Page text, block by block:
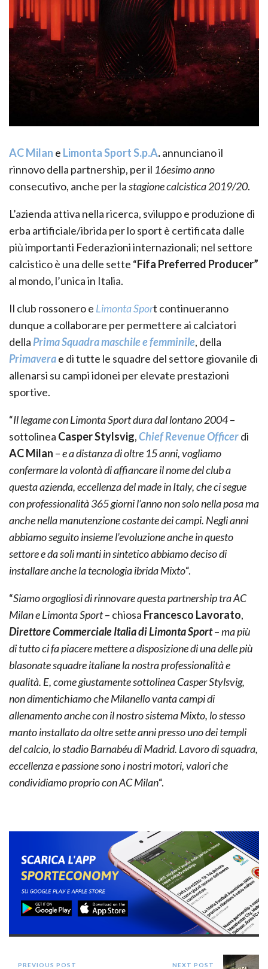
AC Milan e Limonta Sport S.p.A.annunciano il
rinnovo della partnership, per il 16esimo anno
consecutivo, anche per lastagione calcistica 2019/20.
L’azienda attiva nella ricerca, sviluppo e produzione di
erba artificiale/ibrida per lo sport è certificata dalle
più importanti Federazioni internazionali; nel settore
calcistico è una delle sette “Fifa Preferred Producer”
al mondo, l’unica in Italia.
Il club rossonero e Limonta Sport continueranno
dunque a collaborare per permettere ai calciatori
della Prima Squadra maschile e femminile, della
Primaverae di tutte le squadre del settore giovanile di
allenarsi su campi idonei per elevate prestazioni
sportive.
“Il legame con Limonta Sport dura dal lontano 2004–
sottolinea Casper Stylsvig,Chief Revenue Officerdi
AC Milan –e a distanza di oltre 15 anni, vogliamo
confermare la volontà di affiancare il nome del club a
questa azienda, eccellenza del made in Italy, che ci segue
con professionalità 365 giorni l’anno non solo nella posa ma
anche nella manutenzione costante dei campi. Negli anni
abbiamo seguito insieme l’evoluzione anche in questo
settore e da soli manti in sintetico abbiamo deciso di
installare anche la tecnologia ibrida Mixto“.
“Siamo orgogliosi di rinnovare questa partnership tra AC
Milan e Limonta Sport– chiosa Francesco Lavorato,
Direttore Commerciale Italia di Limonta Sport–ma più
di tutto ci fa piacere mettere a disposizione di una delle più
blasonate squadre italiane la nostra professionalità e
qualità. E, come giustamente sottolinea Casper Stylsvig,
non dimentichiamo che Milanello vanta campi di
allenamento anche con il nostro sistema Mixto, lo stesso
manto installato da oltre sette anni presso uno dei templi
del calcio, lo stadio Barnabéu di Madrid. Lavoro di squadra,
eccellenza e passione sono i nostri motori, valori che
condividiamo proprio con AC Milan“.
PREVIOUS POST NEXT POST